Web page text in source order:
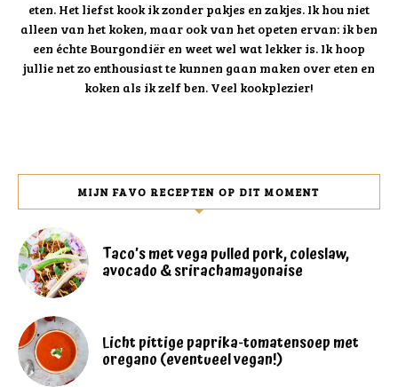
eten. Het liefst kook ik zonder pakjes en zakjes. Ik hou niet
alleen van het koken, maar ook van het opeten ervan: ik ben
een échte Bourgondiër en weet wel wat lekker is. Ik hoop
jullie net zo enthousiast te kunnen gaan maken over eten en
koken als ik zelf ben. Veel kookplezier!
MIJN FAVO RECEPTEN OP DIT MOMENT
Taco’s met vega pulled pork, coleslaw,
avocado & srirachamayonaise
Licht pittige paprika-tomatensoep met
oregano (eventueel vegan!)